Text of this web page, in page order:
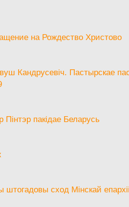
на Рождество Христово
Кандрусевіч. Пастырскае
Пінтэр пакідае Беларусь
штогадовы сход Мінскай